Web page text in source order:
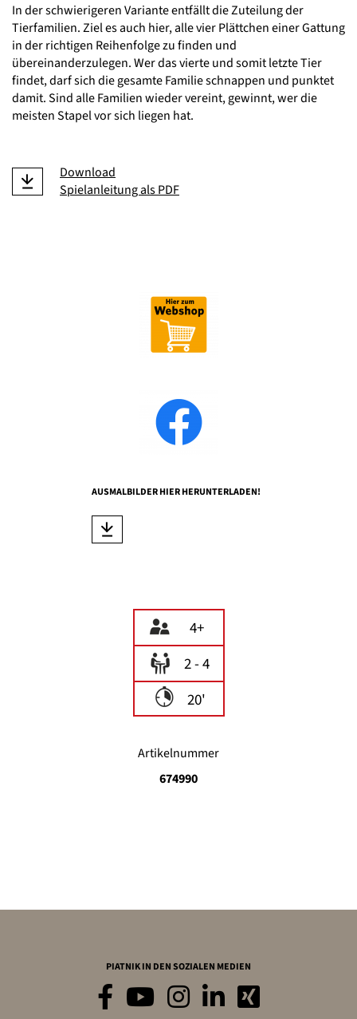
In der schwierigeren Variante entfällt die Zuteilung der
Tierfamilien. Ziel es auch hier, alle vier Plättchen einer Gattung
in der richtigen Reihenfolge zu finden und
übereinanderzulegen. Wer das vierte und somit letzte Tier
findet, darf sich die gesamte Familie schnappen und punktet
damit. Sind alle Familien wieder vereint, gewinnt, wer die
meisten Stapel vor sich liegen hat.
Download
Spielanleitung als PDF
AUSMALBILDER HIER HERUNTERLADEN!
4+
2 - 4
20'
Artikelnummer
674990
PIATNIK IN DEN SOZIALEN MEDIEN